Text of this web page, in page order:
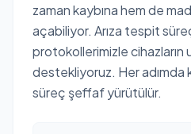
zaman kaybına hem de
açabiliyor. Arıza tespit
protokollerimizle cihazların
destekliyoruz. Her adımda
süreç şeffaf yürütülür.